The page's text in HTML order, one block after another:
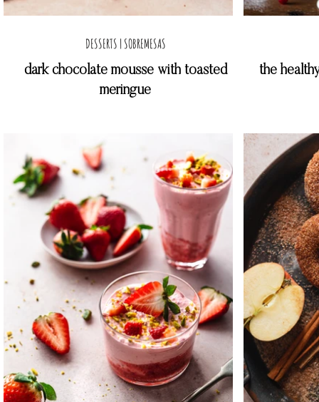
dark chocolate mousse with toasted
meringue
DESSERTS | SOBREMESAS
the